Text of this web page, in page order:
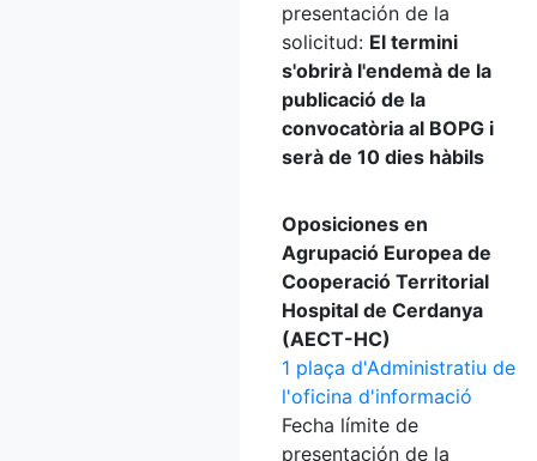
presentación de la
solicitud: El termini
s'obrirà l'endemà de la
publicació de la
convocatòria al BOPG i
serà de 10 dies hàbils
Oposiciones en
Agrupació Europea de
Cooperació Territorial
Hospital de Cerdanya
(AECT-HC)
1 plaça d'Administratiu de
l'oficina d'informació
Fecha límite de
presentación de la